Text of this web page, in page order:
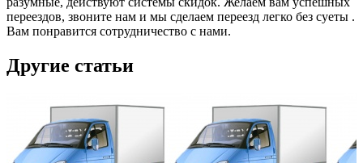
переездов, звоните нам и мы сделаем переезд легко без суеты .
Вам понравится сотрудничество с нами.
Другие статьи